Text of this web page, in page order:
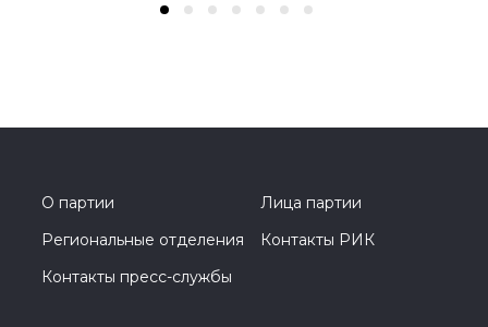
О партии
Лица партии
Региональные отделения
Контакты РИК
Контакты пресс-службы